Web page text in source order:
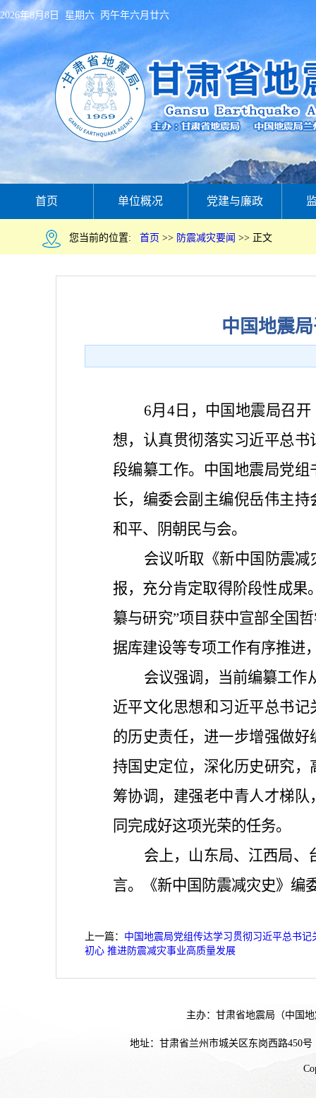
2026年8月8日 星期六 丙午年六月廿六
首页 单位概况 党建与廉政
您当前的位置: 首页 >> 防震减灾要闻 >> 正文
中国地震
6月4日，中国地震局召
想，认真贯彻落实习近平总
段编纂工作。中国地震局党
长，编委会副主编倪岳伟主
和平、阴朝民与会。
会议听取《新中国防震
报，充分肯定取得阶段性成果
纂与研究”项目获中宣部全国
据库建设等专项工作有序推进
会议强调，当前编纂工作
近平文化思想和习近平总书
的历史责任，进一步增强做
持国史定位，深化历史研究
筹协调，建强老中青人才梯
同完成好这项光荣的任务。
会上，山东局、江西局、
言。《新中国防震减灾史》编
上一篇： 中国地震局党组传达学习贯彻习近平总书
初心 推进防震减灾事业高质量发展
主办：甘肃省地震局（中国
地址：甘肃省兰州市城关区东岗西路450号